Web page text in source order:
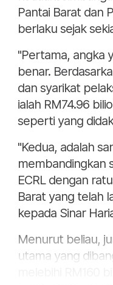
Pantai Barat dan
berlaku sejak
"Pertama, angka
benar.
dan syarikat
ialah RM74.96
seperti yang
"Kedua, adalah
membandingkan
ECRL dengan
Barat yang telah
kepada Sinar
Menurut beliau,
utama yang